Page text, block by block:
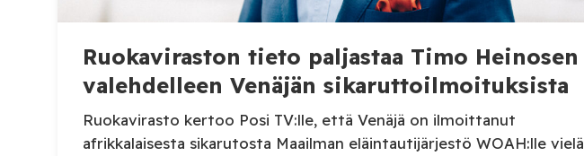
Ruokaviraston tieto paljastaa Timo Heinosen
valehdelleen Venäjän sikaruttoilmoituksista
Ruokavirasto kertoo Posi TV:lle, että Venäjä on ilmoittanut
afrikkalaisesta sikarutosta Maailman eläintautijärjestö WOAH:lle vielä